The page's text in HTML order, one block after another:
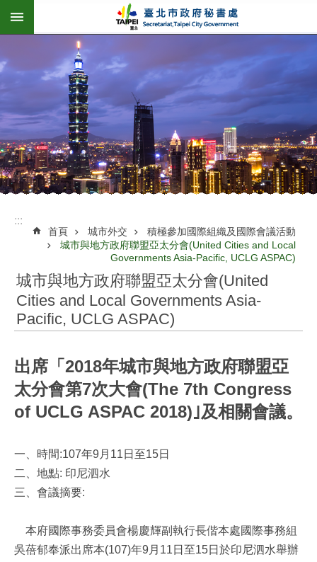
跳到主要內容區塊
:::
首頁 城市外交
積極參加國際組織及國際會議活動
城市與地方政府聯盟亞太分會(United Cities and Local
Governments Asia-Pacific, UCLG ASPAC)
城市與地方政府聯盟亞太分會(United
Cities and Local Governments Asia-
Pacific, UCLG ASPAC)
出席「2018年城市與地方政府聯盟亞
太分會第7次大會(The 7th Congress
of UCLG ASPAC 2018)｣及相關會議。
一、時間:107年9月11日至15日
二、地點: 印尼泗水
三、會議摘要:
本府國際事務委員會楊慶輝副執行長偕本處國際事務組
吳蓓郁奉派出席本(107)年9月11日至15日於印尼泗水舉辦